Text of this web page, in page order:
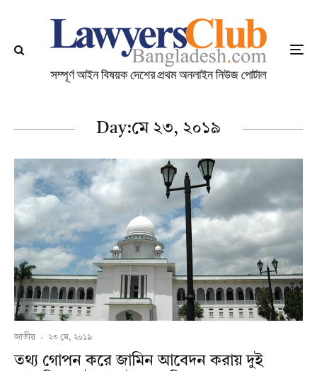
Day:মে ২৩, ২০১৯
জাতীয় · ২৩ মে, ২০১৯
তথ্য গোপন করে জামিন আবেদন করায় দুই